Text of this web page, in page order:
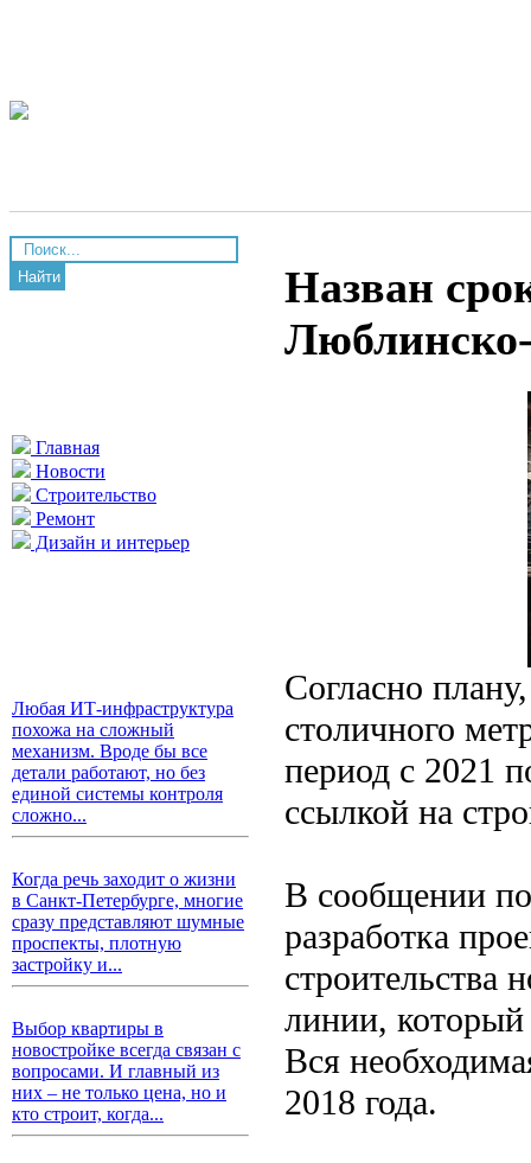
Найти
Главная
Новости
Строительство
Ремонт
Дизайн и интерьер
Любая ИТ-инфраструктура
похожа на сложный
механизм. Вроде бы все
детали работают, но без
единой системы контроля
сложно...
Когда речь заходит о жизни
в Санкт-Петербурге, многие
сразу представляют шумные
проспекты, плотную
застройку и...
Выбор квартиры в
новостройке всегда связан с
вопросами. И главный из
них – не только цена, но и
кто строит, когда...
Назван
Согласно
столичного
период с 2021
ссылкой на
В сообщении
разработка
строительства
линии, который
Вся
2018 года.